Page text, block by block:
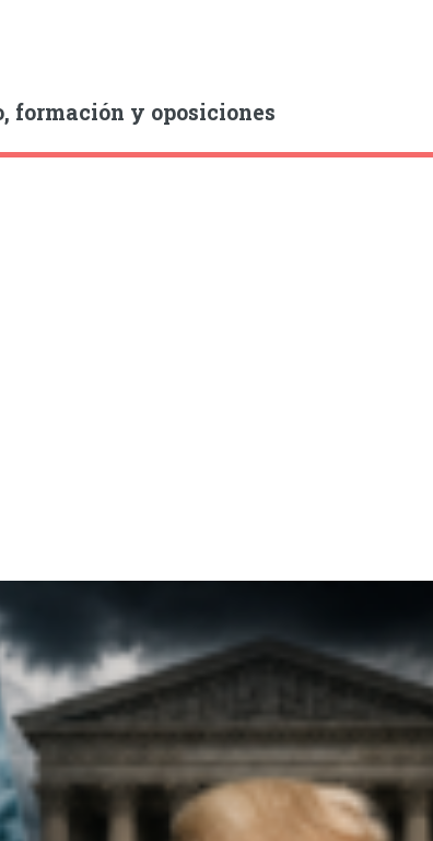
formación y oposiciones